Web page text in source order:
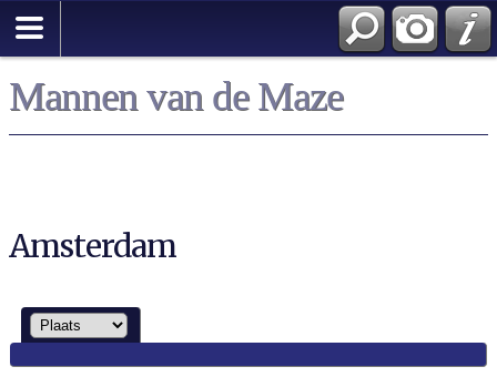
Mannen van de Maze
Amsterdam